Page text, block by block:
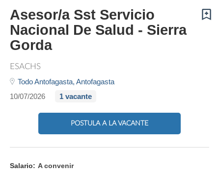
Asesor/a Sst Servicio
Nacional De Salud - Sierra
Gorda
ESACHS
Todo Antofagasta, Antofagasta
10/07/2026
1 vacante
POSTULA A LA VACANTE
Salario: A convenir